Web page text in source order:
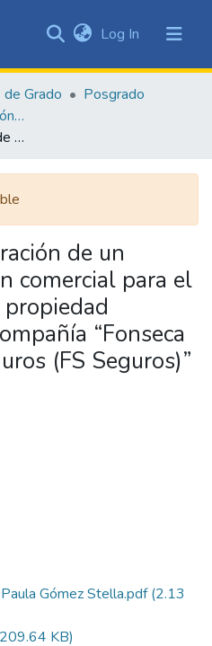
&
Collections
Statistics
Log In (current)
Grado
Posgrado
Maestría en Administración de Empresas
Diseño y estructuración de un modelo de gestión comercial para el departamento de propiedad horizontal en la compañía “Fonseca Sanclemente Seguros (FS Seguros)”
de un
comercial para el
“Fonseca
(FS Seguros)”
Gómez Stella.pdf(2.13
KB)